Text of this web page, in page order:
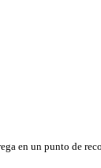
en un punto de